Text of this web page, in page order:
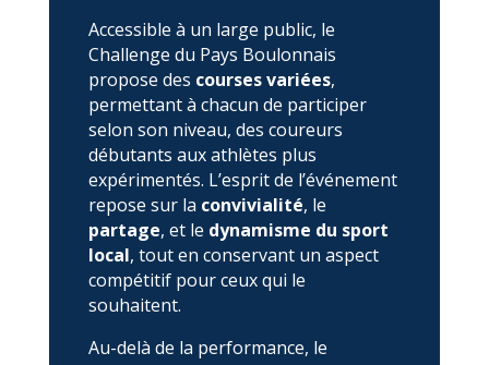
Accessible à un large public, le
Challenge du Pays Boulonnais
propose des courses variées,
permettant à chacun de participer
selon son niveau, des coureurs
débutants aux athlètes plus
expérimentés. L’esprit de l’événement
repose sur la convivialité, le
partage, et le dynamisme du sport
local, tout en conservant un aspect
compétitif pour ceux qui le
souhaitent.
Au-delà de la performance, le